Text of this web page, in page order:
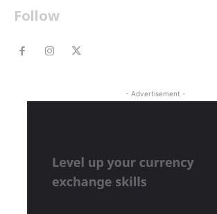
Follow
- Advertisement -